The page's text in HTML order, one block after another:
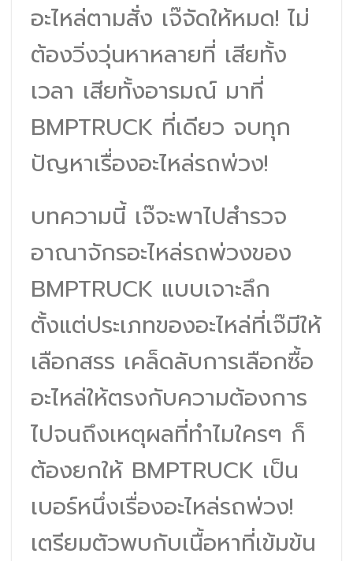
อะไหล่ตามสั่ง เจ๊จัดให้หมด! ไม่
ต้องวิ่งวุ่นหาหลายที่ เสียทั้ง
เวลา เสียทั้งอารมณ์ มาที่
BMPTRUCK ที่เดียว จบทุก
ปัญหาเรื่องอะไหล่รถพ่วง!
บทความนี้ เจ๊จะพาไปสำรวจ
อาณาจักรอะไหล่รถพ่วงของ
BMPTRUCK แบบเจาะลึก
ตั้งแต่ประเภทของอะไหล่ที่เจ๊มีให้
เลือกสรร เคล็ดลับการเลือกซื้อ
อะไหล่ให้ตรงกับความต้องการ
ไปจนถึงเหตุผลที่ทำไมใครๆ ก็
ต้องยกให้ BMPTRUCK เป็น
เบอร์หนึ่งเรื่องอะไหล่รถพ่วง!
เตรียมตัวพบกับเนื้อหาที่เข้มข้น